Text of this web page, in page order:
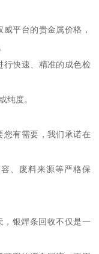
平台的贵金属价格，
快速、精准的成色检
纯度。
您有需要，我们承诺在
、废料来源等严格保
，银焊条回收不仅是一